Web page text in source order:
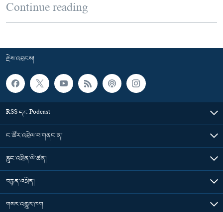
Continue reading
རྗེས་འབྲངས།
RSS དང་Podcast
ང་ཚོར་འབྲེལ་བ་གནང་ན།
རླུང་འཕྲིན་ལེ་ཚན།
བརྙན་འཕྲིན།
གསར་འགྱུར་ཁག